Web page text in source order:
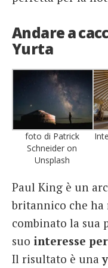
Andare a
Yurta
foto di Patrick
Schneider on
Unsplash
Paul King è un
britannico che ha
combinato la sua
suo interesse
Il risultato è una